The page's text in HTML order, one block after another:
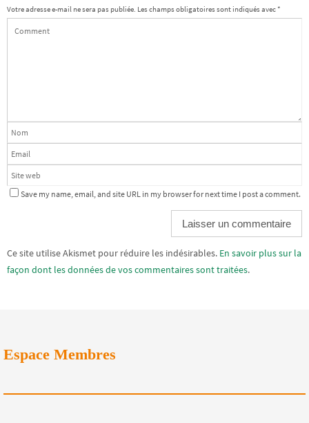
Votre adresse e-mail ne sera pas publiée. Les champs obligatoires sont indiqués avec*
Save my name, email, and site URL in my browser for next time I post a comment.
Alternative:
Ce site utilise Akismet pour réduire les indésirables. En savoir plus sur la
façon dont les données de vos commentaires sont traitées.
Espace Membres